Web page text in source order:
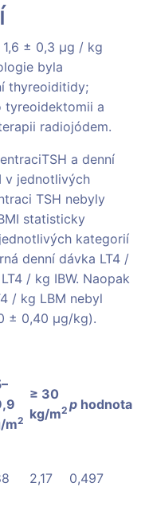
1,6 ± 0,3 µg / kg
byla
thyreoiditidy;
tyreoidektomii a
radiojódem.
a denní
v jednotlivých
TSH nebyly
statisticky
kategorií
denní dávka LT4 /
/ kg IBW. Naopak
/ kg LBM nebyl
± 0,40 µg/kg).
m2
≥ 30
kg/m2 p hodnota
2,17 0,497